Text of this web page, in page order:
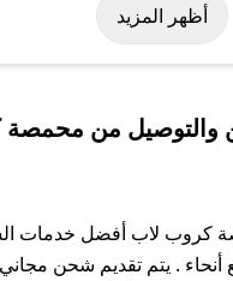
رمضان، اليوم
أو حتى عروض خاصة
صحصح، يمكنك العثور
معنا عبر تويتر أو البريد
لإضافته
أظهر المزيد
والتوصيل من
كروب لاب أفضل خدمات
أنحاء . يتم تقديم شحن